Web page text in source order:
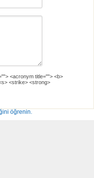
<acronym title=""> <b>
<strike> <strong>
öğrenin.